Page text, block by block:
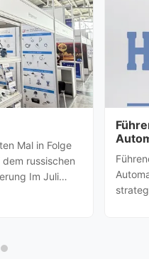
Mal in Folge
russischen
Im Juli